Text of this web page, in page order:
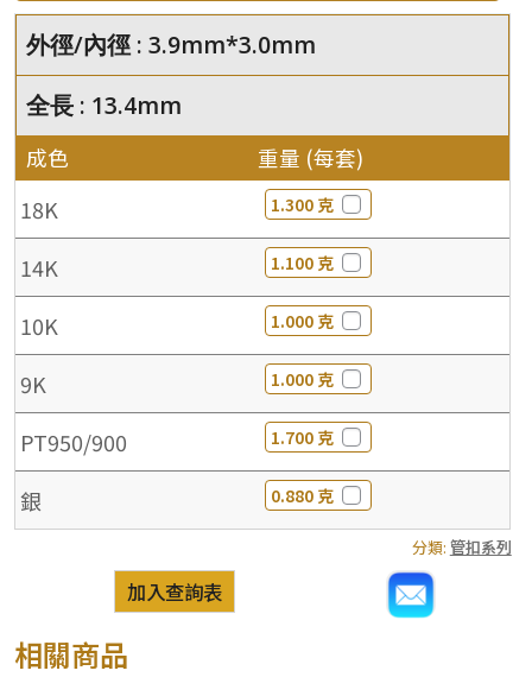
外徑/內徑 : 3.9mm*3.0mm
全長 : 13.4mm
成色 重量 (每套)
18K 1.300 克
14K 1.100 克
10K 1.000 克
9K 1.000 克
PT950/900 1.700 克
銀 0.880 克
分類: 管扣系列
加入查詢表
相關商品